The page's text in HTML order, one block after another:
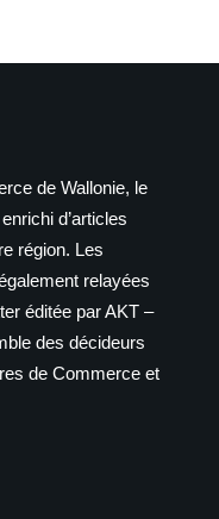
de Wallonie, le
d’articles
région. Les
relayées
éditée par AKT –
des décideurs
de Commerce et